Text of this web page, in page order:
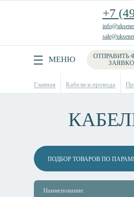
+7
МЕНЮ
ОТПРАВИТЬ
Поиск
Главная Кабели и провода
ПОДБОР ТОВАРОВ ПО
Наименование